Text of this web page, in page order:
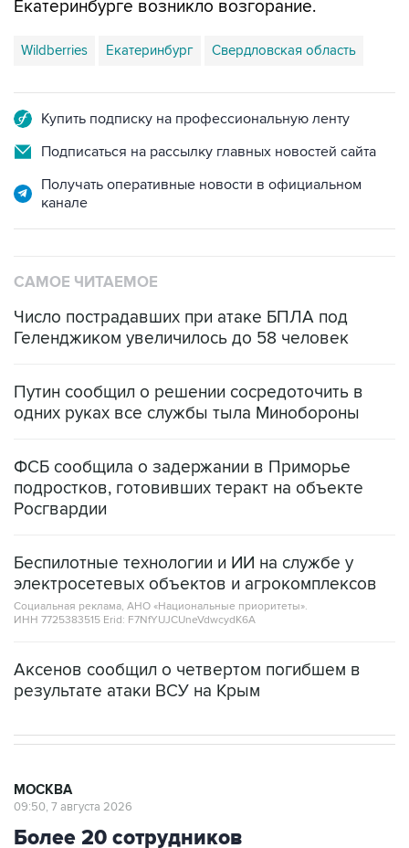
Wildberries Екатеринбург Свердловская область
Подписаться на рассылку главных новостей сайта
Получать оперативные новости в официальном
Число пострадавших при атаке БПЛА под
Путин сообщил о решении сосредоточить в
ФСБ сообщила о задержании в Приморье
Росгвардии
Беспилотные технологии и ИИ на службе у
Социальная реклама, АНО «Национальные приоритеты».
ИНН 7725383515 Erid: F7NfYUJCUneVdwcydK6A
Аксенов сообщил о четвертом погибшем в
Более 20 сотрудников
незарегистрированных